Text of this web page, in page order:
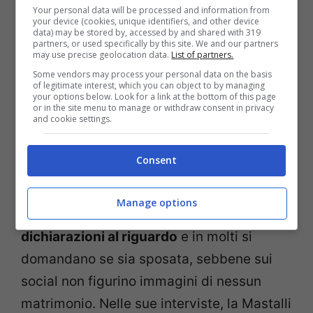
Cosa sappiamo sulla vita privata dell’attrice (Foto Ansa) –
thewisemagazine.it
suoi bambini. Lo stesso vale per il padre di
questi ultimi: l’attrice non ha
mai rilasciato
dichiarazioni al riguardo e in molti si
domandano se sia sposata, sebbene sui
social non figurino immagini di nessun
matrimonio. Nelle sue interviste, la Mastalli
Your personal data will be processed and information from
your device (cookies, unique identifiers, and other device
data) may be stored by, accessed by and shared with 319
partners, or used specifically by this site. We and our partners
may use precise geolocation data. List of partners.
Some vendors may process your personal data on the basis
of legitimate interest, which you can object to by managing
your options below. Look for a link at the bottom of this page
or in the site menu to manage or withdraw consent in privacy
and cookie settings.
Consent
Manage options